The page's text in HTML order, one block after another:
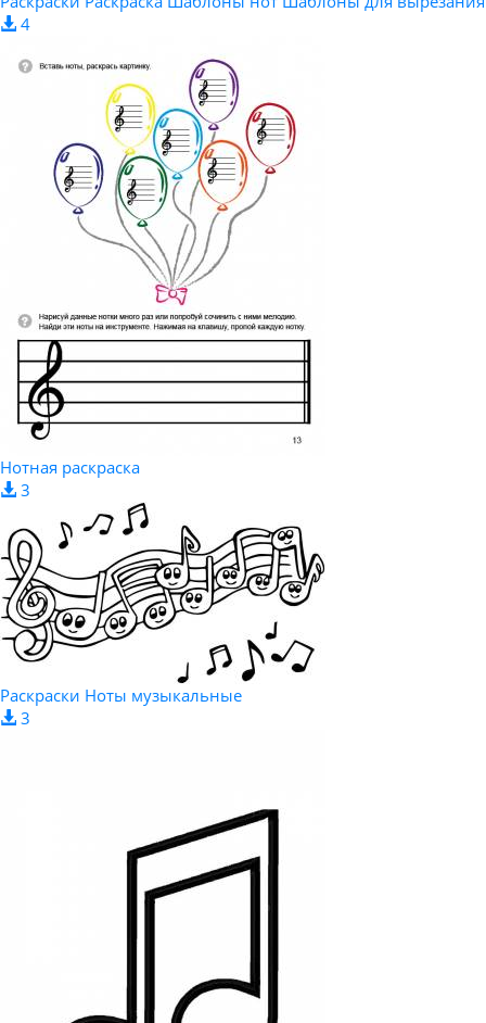
4
Нотная раскраска
3
Раскраски Ноты музыкальные
3